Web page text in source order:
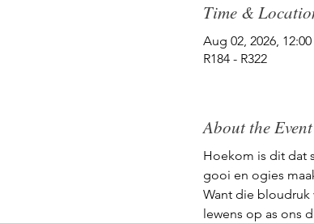
Time &
Aug 02, 2026,
R184 - R322
About the Event
Hoekom is dit dat
gooi en ogies
Want die bloudruk
lewens op as ons